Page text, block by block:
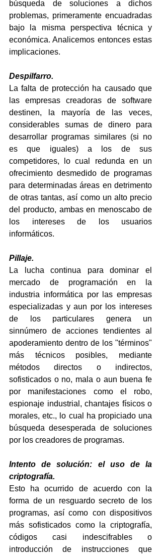
búsqueda de soluciones a dichos
problemas, primeramente encuadradas
bajo la misma perspectiva técnica y
económica. Analicemos entonces estas
implicaciones.
Despilfarro.
La falta de protección ha causado que
las empresas creadoras de software
destinen, la mayoría de las veces,
considerables sumas de dinero para
desarrollar programas similares (si no
es que iguales) a los de sus
competidores, lo cual redunda en un
ofrecimiento desmedido de programas
para determinadas áreas en detrimento
de otras tantas, así como un alto precio
del producto, ambas en menoscabo de
los intereses de los usuarios
informáticos.
Pillaje.
La lucha continua para dominar el
mercado de programación en la
industria informática por las empresas
especializadas y aun por los intereses
de los particulares genera un
sinnúmero de acciones tendientes al
apoderamiento dentro de los "términos"
más técnicos posibles, mediante
métodos directos o indirectos,
sofisticados o no, mala o aun buena fe
por manifestaciones como el robo,
espionaje industrial, chantajes físicos o
morales, etc., lo cual ha propiciado una
búsqueda desesperada de soluciones
por los creadores de programas.
Intento de solución: el uso de la
criptografía.
Esto ha ocurrido de acuerdo con la
forma de un resguardo secreto de los
programas, así como con dispositivos
más sofisticados como la criptografía,
códigos casi indescifrables o
introducción de instrucciones que